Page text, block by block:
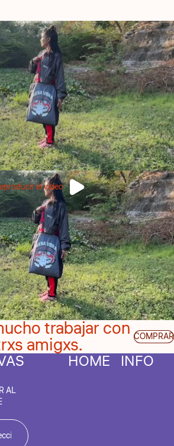
el video
trabajar con
amigxs. COMPRAR
AL
HOME INFO